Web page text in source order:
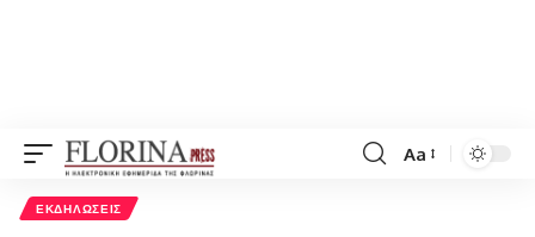
Font
Aa
ΕΚΔΗΛΏΣΕΙΣ